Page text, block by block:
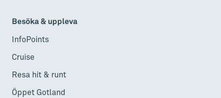
Besöka & uppleva
InfoPoints
Cruise
Resa hit & runt
Öppet Gotland